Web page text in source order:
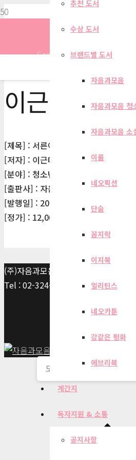
Search
추천 도서
수상 도서
브랜드별 도서
자음과모음
자음과모음 청
자음과모음 소
이룸
네오픽션
단숨
꼼지락
이지북
얼리틴스
네오카툰
강같은 평화
에브리북
계간지
독자지원 & 소통
공지사항
이근미
[제목] : 서른아홉 아빠애인 열다섯 아
[저자] : 이근미
[분야] : 청소년
[출판사] : 자음과모음
[발행일] : 2013-06-14
[정가] : 12,000원
(주)자음과모음 | 10881 경기 파주
Tel : 02-324-2347 | Fax : 02-6959-